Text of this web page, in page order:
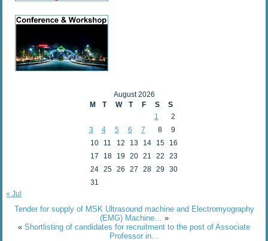
August 2026
M
T W T F S
S
1
2
3
4 5 6 7 8
9
10
11 12 13 14 15
16
17
18 19 20 21 22
23
24 25 26 27 28 29
30
31
« Jul
Tender for supply of MSK Ultrasound machine and Electromyography
(EMG) Machine…
»
« Shortlisting of candidates for recruitment to the post of Associate
Professor in…